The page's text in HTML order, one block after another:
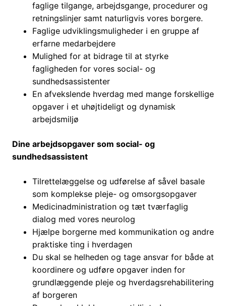
faglige tilgange, arbejdsgange, procedurer og
retningslinjer samt naturligvis vores borgere.
Faglige udviklingsmuligheder i en gruppe af
erfarne medarbejdere
Mulighed for at bidrage til at styrke
fagligheden for vores social- og
sundhedsassistenter
En afvekslende hverdag med mange forskellige
opgaver i et uhøjtideligt og dynamisk
arbejdsmiljø
Dine arbejdsopgaver som social- og
sundhedsassistent
Tilrettelæggelse og udførelse af såvel basale
som komplekse pleje- og omsorgsopgaver
Medicinadministration og tæt tværfaglig
dialog med vores neurolog
Hjælpe borgerne med kommunikation og andre
praktiske ting i hverdagen
Du skal se helheden og tage ansvar for både at
koordinere og udføre opgaver inden for
grundlæggende pleje og hverdagsrehabilitering
af borgeren